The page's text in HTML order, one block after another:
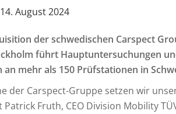
14. August 2024
der schwedischen Carspect
führt Hauptuntersuchungen
mehr als 150 Prüfstationen in
der Carspect-Gruppe setzen wir
Fruth, CEO Division Mobility